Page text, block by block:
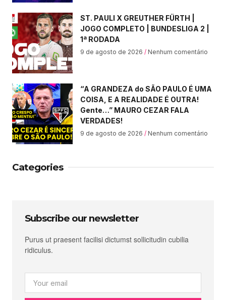
ST. PAULI X GREUTHER FÜRTH |
JOGO COMPLETO | BUNDESLIGA 2 |
1ª RODADA
9 de agosto de 2026 Nenhum comentário
“A GRANDEZA do SÃO PAULO É UMA
COISA, E A REALIDADE É OUTRA!
Gente…” MAURO CEZAR FALA
VERDADES!
9 de agosto de 2026 Nenhum comentário
Categories
Subscribe our newsletter
Purus ut praesent facilisi dictumst sollicitudin cubilia
ridiculus.